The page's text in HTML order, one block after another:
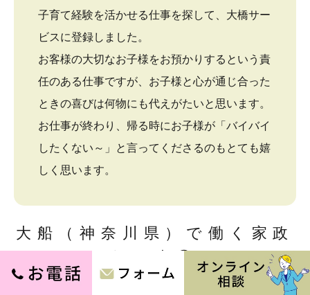
子育て経験を活かせる仕事を探して、大橋サー
ビスに登録しました。
お客様の大切なお子様をお預かりするという責
任のある仕事ですが、お子様と心が通じ合った
ときの喜びは何物にも代えがたいと思います。
お仕事が終わり、帰る時にお子様が「バイバイ
したくない～」と言ってくださるのもとても嬉
しく思います。
大船（神奈川県）で働く家政